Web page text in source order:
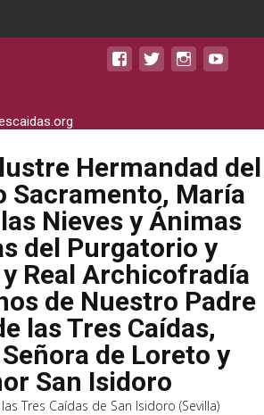
Hermandad del
Sacramento, María
Nieves y Ánimas
del Purgatorio y
Real Archicofradía
de Nuestro Padre
las Tres Caídas,
de Loreto y
San Isidoro
Tres Caídas de San Isidoro (Sevilla)